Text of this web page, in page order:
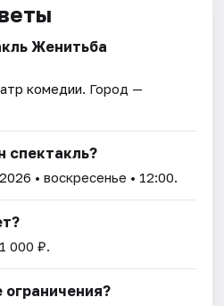
Женитьба
комедии. Город —
спектакль?
• воскресенье • 12:00.
000 ₽.
ограничения?